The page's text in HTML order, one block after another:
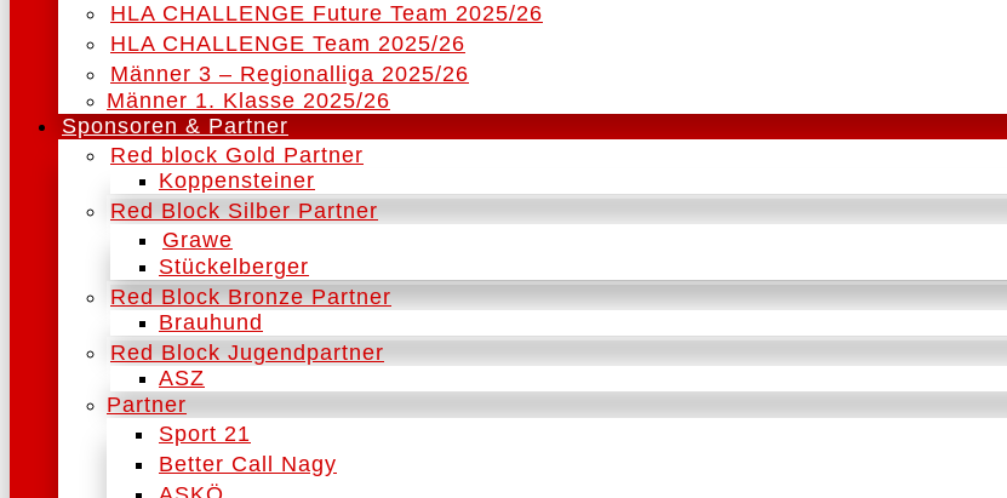
HLA CHALLENGE Future Team 2025/26
HLA CHALLENGE Team 2025/26
Männer 3 – Regionalliga 2025/26
Männer 1. Klasse 2025/26
Sponsoren & Partner
Red block Gold Partner
Koppensteiner
Red Block Silber Partner
Grawe
Stückelberger
Red Block Bronze Partner
Brauhund
Red Block Jugendpartner
ASZ
Partner
Sport 21
Better Call Nagy